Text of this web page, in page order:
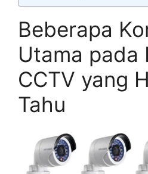
Beberapa
Utama pada
CCTV yang
Tahu